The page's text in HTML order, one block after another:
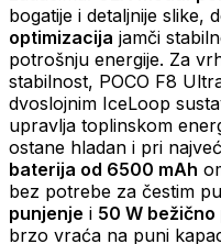
bogatije i detaljnije slike,
optimizacija jamči
potrošnju energije. Za
stabilnost, POCO F8
dvoslojnim IceLoop
upravlja toplinskom
ostane hladan i pri
baterija od 6500 mAh
bez potrebe za čestim
punjenje i 50 W bežično
brzo vraća na puni